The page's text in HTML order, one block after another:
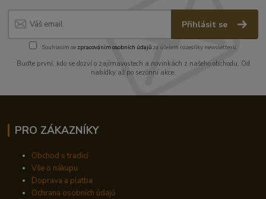
Přihlásit se
Souhlasím se zpracováním osobních údajůza účelem rozesílky newsletteru.
Buďte první, kdo se dozví o zajímavostech a novinkách z našeho obchodu. Od
nabídky až po sezónní akce.
PRO ZÁKAZNÍKY
Obchod s tradicí
Vše o nákupu
Doprava a platba
Ochrana osobních údajů